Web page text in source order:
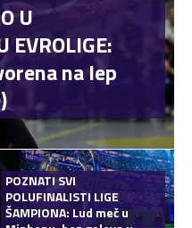
U
EVROLIGE:
na lep
POZNATI SVI
POLUFINALISTI LIGE
ŠAMPIONA: Lud meč u